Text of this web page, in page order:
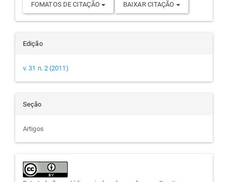
FOMATOS DE CITAÇÃO BAIXAR CITAÇÃO
Edição
v. 31 n. 2 (2011)
Seção
Artigos